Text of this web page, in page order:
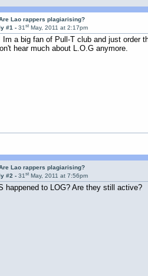
Lao rappers plagiarising?
#1 -31st May, 2011 at 2:17pm
Im a big fan of Pull-T club and just order
hear much about L.O.G anymore.
Lao rappers plagiarising?
#2 -31st May, 2011 at 7:56pm
happened to LOG? Are they still active?